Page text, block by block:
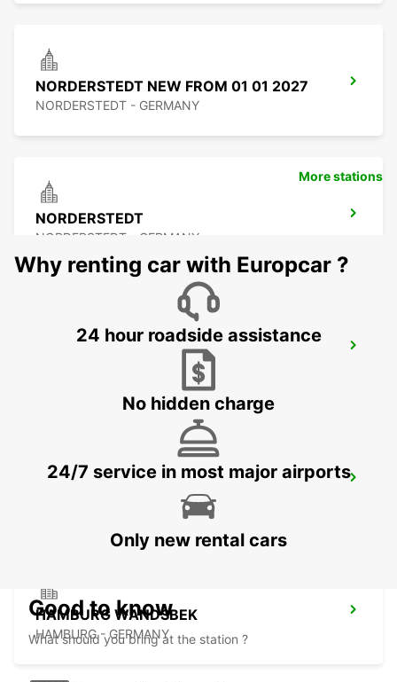
NORDERSTEDT NEW FROM 01 01 2027
NORDERSTEDT - GERMANY
NORDERSTEDT
NORDERSTEDT - GERMANY
HAMBURG AIRPORT
HAMBURG WANDSBEK
HAMBURG - GERMANY
More stations
Why renting car with Europcar ?
24 hour roadside assistance
No hidden charge
24/7 service in most major airports
Only new rental cars
Good to know
What should you bring at the station ?